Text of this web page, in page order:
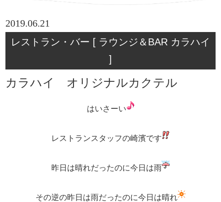
2019.06.21
レストラン・バー [ ラウンジ＆BAR カラハイ
]
カラハイ オリジナルカクテル
はいさーい
レストランスタッフの崎濱です
昨日は晴れだったのに今日は雨
その逆の昨日は雨だったのに今日は晴れ